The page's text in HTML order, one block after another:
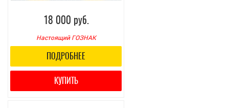
18 000 руб.
Настоящий ГОЗНАК
ПОДРОБНЕЕ
КУПИТЬ